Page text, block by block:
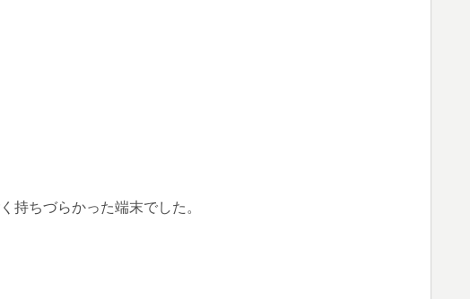
持ちづらかった端末でした。